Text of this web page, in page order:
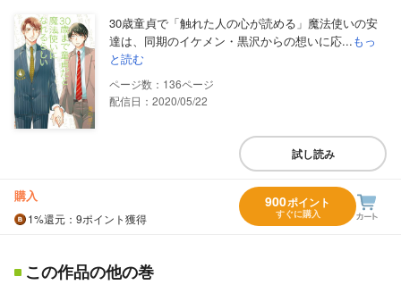
30歳童貞で「触れた人の心が読める」魔法使いの安
達は、同期のイケメン・黒沢からの想いに応...もっ
と読む
136
配信日：2020/05/22
試し読み
購入
1%還元 ：9ポイント獲得
900ポイント
すぐに購入
この作品の他の巻